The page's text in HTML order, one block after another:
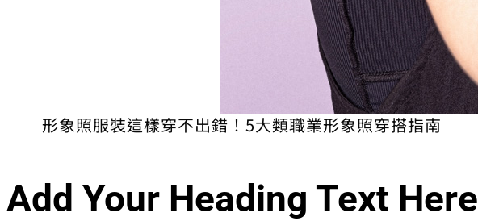
形象照服裝這樣穿不出錯！5大類職業形象照穿搭指南
Add Your Heading Text Here